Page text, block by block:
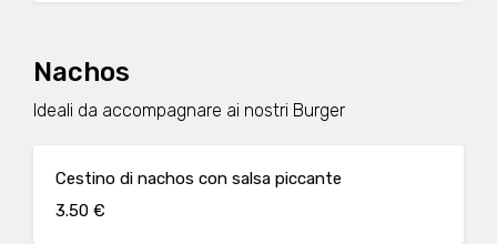
Nachos
Ideali da accompagnare ai nostri Burger
Cestino di nachos con salsa piccante
3.50 €